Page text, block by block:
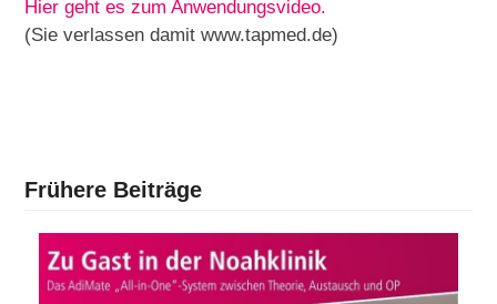
Hier geht es zum Anwendungsvideo.
(Sie verlassen damit www.tapmed.de)
Frühere Beiträge